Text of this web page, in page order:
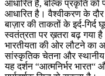
आधारित है, बल्कि प्रकृति को
आधारित है। वैश्वीकरण के दौर
बाज़ार की ताकतों के इर्द-
स्वतंत्रता पर ख़तरा बढ़ गया
भारतीयता की ओर लौटने का
सांस्कृतिक चेतना और स्थानीय
यह दर्शन “आत्मनिर्भर भारत“